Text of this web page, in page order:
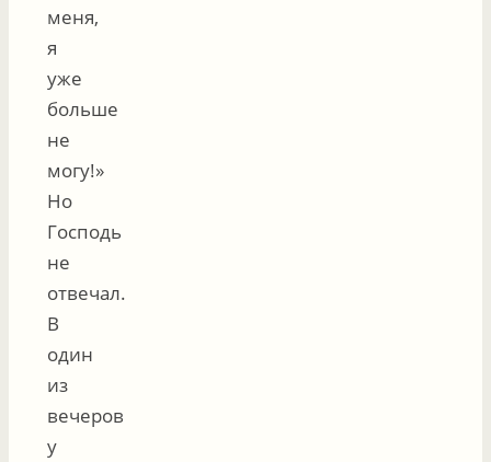
меня,
я
уже
больше
не
могу!»
Но
Господь
не
отвечал.
В
один
из
вечеров
у